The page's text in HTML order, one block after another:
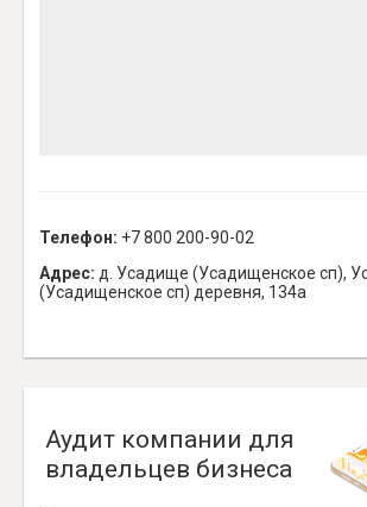
Телефон: +7 800 200-90-02
Адрес: д. Усадище (Усадищенское сп),
(Усадищенское сп) деревня, 134а
Аудит компании для
владельцев бизнеса